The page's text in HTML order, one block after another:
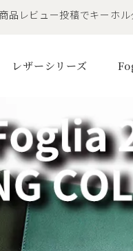
LINE友だちで500円OFFクー
レザーシリーズ